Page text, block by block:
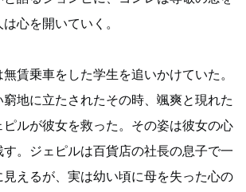
心を開いていく。
賃乗車をした学生を追いかけていた。
地に立たされたその時、颯爽と現れた
ルが彼女を救った。その姿は彼女の心
。ジェピルは百貨店の社長の息子で一
見えるが、実は幼い頃に母を失った心の